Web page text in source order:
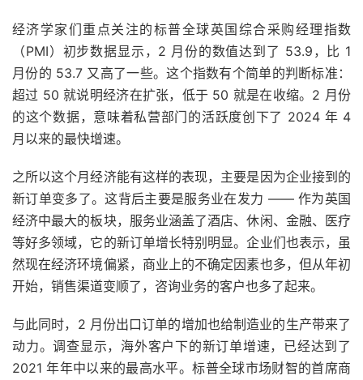
经济学家们重点关注的标普全球英国综合采购经理指数
（PMI）初步数据显示，2 月份的数值达到了 53.9，比 1
月份的 53.7 又高了一些。这个指数有个简单的判断标准：
超过 50 就说明经济在扩张，低于 50 就是在收缩。2 月份
的这个数据，意味着私营部门的活跃度创下了 2024 年 4
月以来的最快增速。
之所以这个月经济能有这样的表现，主要是因为企业接到的
新订单变多了。这背后主要是服务业在发力 —— 作为英国
经济中最大的板块，服务业涵盖了酒店、休闲、金融、医疗
等好多领域，它的新订单增长特别明显。企业们也表示，虽
然现在经济环境偏紧，商业上的不确定因素也多，但从年初
开始，销售渠道变顺了，咨询业务的客户也多了起来。
与此同时，2 月份出口订单的增加也给制造业的生产带来了
动力。调查显示，海外客户下的新订单增速，已经达到了
2021 年年中以来的最高水平。标普全球市场财智的首席商